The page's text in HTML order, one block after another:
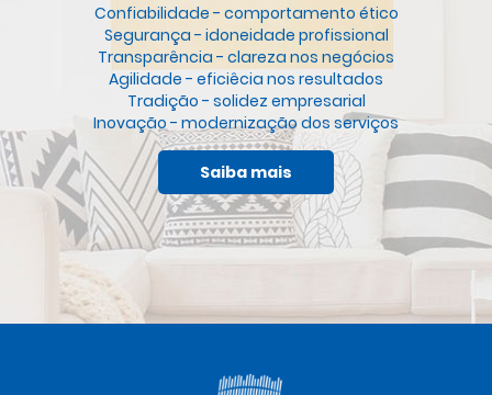
Confiabilidade - comportamento ético
Segurança - idoneidade profissional
Transparência - clareza nos negócios
Agilidade - eficiêcia nos resultados
Tradição - solidez empresarial
Inovação - modernização dos serviços
Saiba mais